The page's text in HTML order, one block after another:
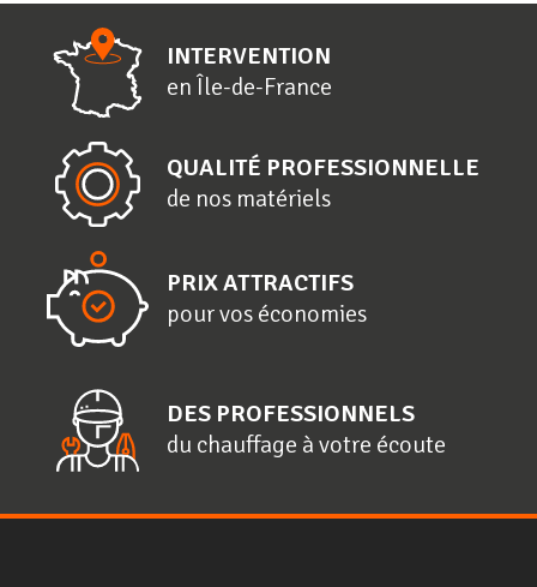
INTERVENTION
en Île-de-France
QUALITÉ PROFESSIONNELLE
de nos matériels
PRIX ATTRACTIFS
pour vos économies
DES PROFESSIONNELS
du chauffage à votre écoute